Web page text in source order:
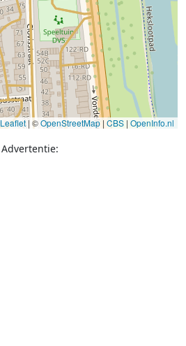
Leaflet | ©OpenStreetMap | CBS | OpenInfo.nl
Advertentie: